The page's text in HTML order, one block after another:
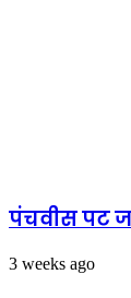
पंचवीस पट
3 weeks ago